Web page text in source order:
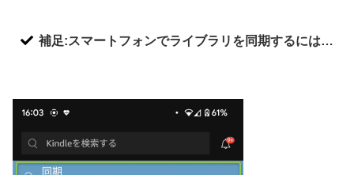
補足:スマートフォンでライブラリを同期するには…